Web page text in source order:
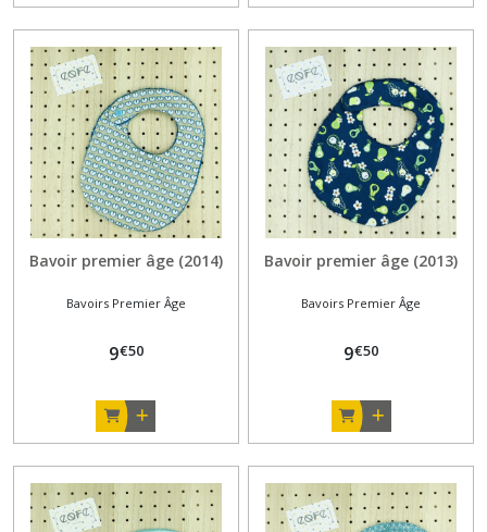
Bavoir premier âge (2014)
Bavoirs Premier Âge
9€50
Bavoir premier âge (2013)
Bavoirs Premier Âge
9€50